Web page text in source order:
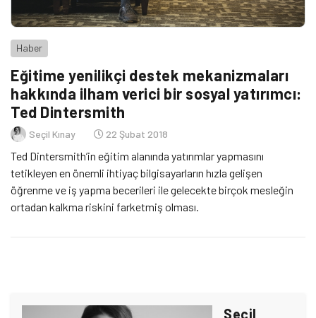
Haber
Eğitime yenilikçi destek mekanizmaları
hakkında ilham verici bir sosyal yatırımcı:
Ted Dintersmith
Seçil Kınay 22 Şubat 2018
Ted Dintersmith’in eğitim alanında yatırımlar yapmasını
tetikleyen en önemli ihtiyaç bilgisayarların hızla gelişen
öğrenme ve iş yapma becerileri ile gelecekte birçok mesleğin
ortadan kalkma riskini farketmiş olması.
Seçil